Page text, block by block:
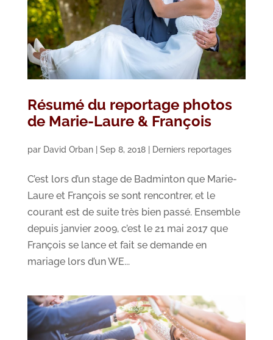
Résumé du reportage photos
de Marie-Laure & François
par David Orban| Sep 8, 2018| Derniers reportages
C’est lors d’un stage de Badminton que Marie-
Laure et François se sont rencontrer, et le
courant est de suite très bien passé. Ensemble
depuis janvier 2009, c’est le 21 mai 2017 que
François se lance et fait se demande en
mariage lors d’un WE...